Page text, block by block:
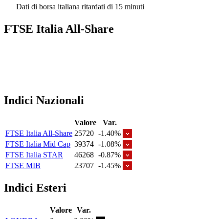
Dati di borsa italiana ritardati di 15 minuti
FTSE Italia All-Share
Indici Nazionali
Valore
Var.
FTSE Italia All-Share 25720 -1.40%
FTSE Italia Mid Cap 39374 -1.08%
FTSE Italia STAR
46268 -0.87%
FTSE MIB
23707 -1.45%
Indici Esteri
Valore Var.